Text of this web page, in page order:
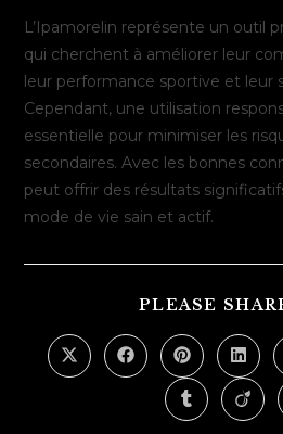
L’Ipamorelin représente un outil
qui cherchent à améliorer leur
leur performance sportive et leur
Cependant, une utilisation
essentielle pour minimiser les
secondaires. Avec les bonnes
peut offrir des résultats
mode de vie sain et actif.
PLEASE
Abre
em
Abre
em
Abre
em
uma
nova
janela
Abre
em
uma
nova
janela
Abre
em
Abre
em